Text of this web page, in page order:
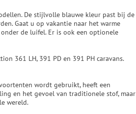
De stijlvolle blauwe kleur past bij de
Gaat u op vakantie naar het warme
de luifel. Er is ook een optionele
361 LH, 391 PD en 391 PH caravans.
wordt gebruikt, heeft een
en het gevoel van traditionele stof, maar
wereld.